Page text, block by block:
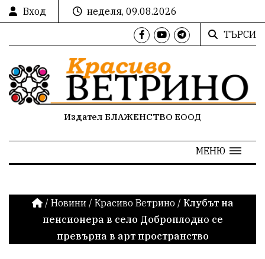
Вход
неделя, 09.08.2026
ТЪРСИ
Издател БЛАЖЕНСТВО ЕООД
МЕНЮ
/ Новини / Красиво Ветрино / Клубът на
пенсионера в село Доброплодно се
превърна в арт пространство